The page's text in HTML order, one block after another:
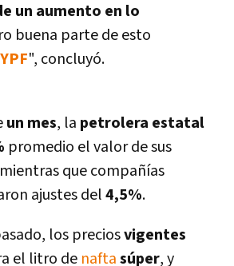
un aumento en lo
buena parte de esto
YPF", concluyó.
un mes, la petrolera estatal
promedio el valor de sus
que compañí­as
ajustes del4,5%.
los preciosvigentes
el litro de naftasúper, y